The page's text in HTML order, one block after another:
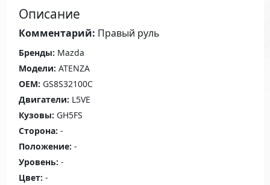
Описание
Комментарий: Правый руль
Бренды: Mazda
Модели: ATENZA
OEM: GS8S32100C
Двигатели: L5VE
Кузовы: GH5FS
Сторона: -
Положение: -
Уровень: -
Цвет: -